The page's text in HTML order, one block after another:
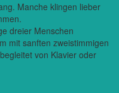
Manche klingen lieber
dreier Menschen
mit sanften zweistimmigen
von Klavier oder